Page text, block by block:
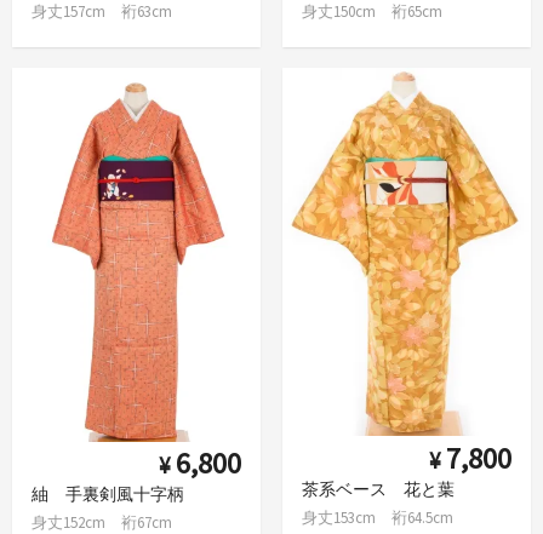
身丈157cm 裄63cm 身丈150cm 裄65cm
¥ 6,800
紬 手裏剣風十字柄
身丈152cm 裄67cm
¥ 7,800
茶系ベース 花と葉
身丈153cm 裄64.5cm